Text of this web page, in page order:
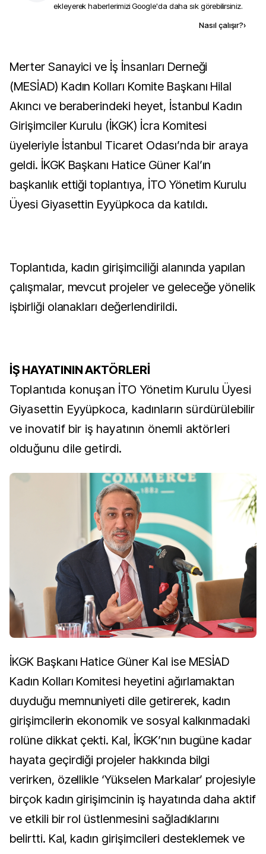
ekleyerek haberlerimizi Google'da daha sık görebilirsiniz.
Nasıl çalışır?›
Merter Sanayici ve İş İnsanları Derneği
(MESİAD) Kadın Kolları Komite Başkanı Hilal
Akıncı ve beraberindeki heyet, İstanbul Kadın
Girişimciler Kurulu (İKGK) İcra Komitesi
üyeleriyle İstanbul Ticaret Odası’nda bir araya
geldi. İKGK Başkanı Hatice Güner Kal’ın
başkanlık ettiği toplantıya, İTO Yönetim Kurulu
Üyesi Giyasettin Eyyüpkoca da katıldı.
Toplantıda, kadın girişimciliği alanında yapılan
çalışmalar, mevcut projeler ve geleceğe yönelik
işbirliği olanakları değerlendirildi.
İŞ HAYATININ AKTÖRLERİ
Toplantıda konuşan İTO Yönetim Kurulu Üyesi
Giyasettin Eyyüpkoca, kadınların sürdürülebilir
ve inovatif bir iş hayatının önemli aktörleri
olduğunu dile getirdi.
İKGK Başkanı Hatice Güner Kal ise MESİAD
Kadın Kolları Komitesi heyetini ağırlamaktan
duyduğu memnuniyeti dile getirerek, kadın
girişimcilerin ekonomik ve sosyal kalkınmadaki
rolüne dikkat çekti. Kal, İKGK’nın bugüne kadar
hayata geçirdiği projeler hakkında bilgi
verirken, özellikle ‘Yükselen Markalar’ projesiyle
birçok kadın girişimcinin iş hayatında daha aktif
ve etkili bir rol üstlenmesini sağladıklarını
belirtti. Kal, kadın girişimcileri desteklemek ve